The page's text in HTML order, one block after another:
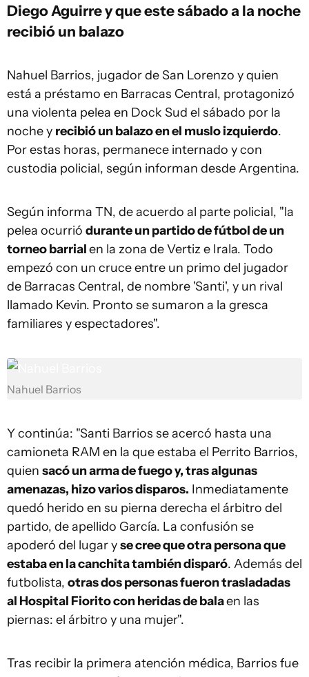
Diego Aguirre y que este sábado a la noche
recibió un balazo
Nahuel Barrios, jugador de San Lorenzo y quien
está a préstamo en Barracas Central, protagonizó
una violenta pelea en Dock Sud el sábado por la
noche y recibió un balazo en el muslo izquierdo.
Por estas horas, permanece internado y con
custodia policial, según informan desde Argentina.
Según informa TN, de acuerdo al parte policial, "la
pelea ocurrió durante un partido de fútbol de un
torneo barrialen la zona de Vertiz e Irala. Todo
empezó con un cruce entre un primo del jugador
de Barracas Central, de nombre 'Santi', y un rival
llamado Kevin. Pronto se sumaron a la gresca
familiares y espectadores".
Nahuel Barrios
Y continúa: "Santi Barrios se acercó hasta una
camioneta RAM en la que estaba el Perrito Barrios,
quien sacó un arma de fuego y, tras algunas
amenazas, hizo varios disparos. Inmediatamente
quedó herido en su pierna derecha el árbitro del
partido, de apellido García. La confusión se
apoderó del lugar yse cree que otra persona que
estaba en la canchita también disparó. Además del
futbolista, otras dos personas fueron trasladadas
al Hospital Fiorito con heridas de balaen las
piernas: el árbitro y una mujer".
Tras recibir la primera atención médica, Barrios fue